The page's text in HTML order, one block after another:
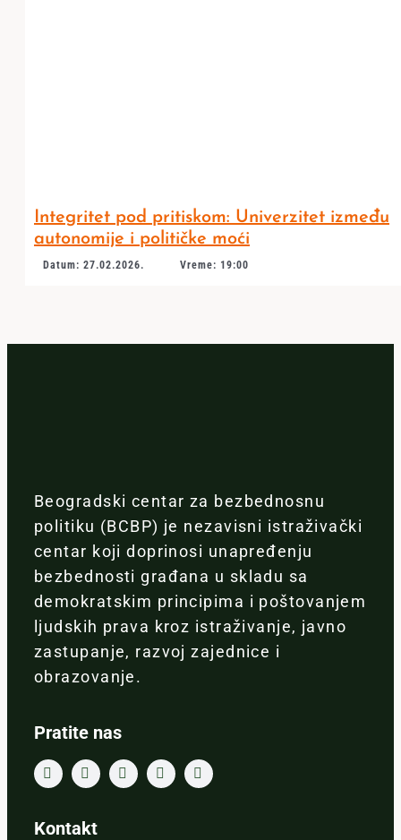
Integritet pod pritiskom: Univerzitet između
autonomije i političke moći
Datum: 27.02.2026. Vreme: 19:00
Beogradski centar za bezbednosnu
politiku (BCBP) je nezavisni istraživački
centar koji doprinosi unapređenju
bezbednosti građana u skladu sa
demokratskim principima i poštovanjem
ljudskih prava kroz istraživanje, javno
zastupanje, razvoj zajednice i
obrazovanje.
Pratite nas
Kontakt